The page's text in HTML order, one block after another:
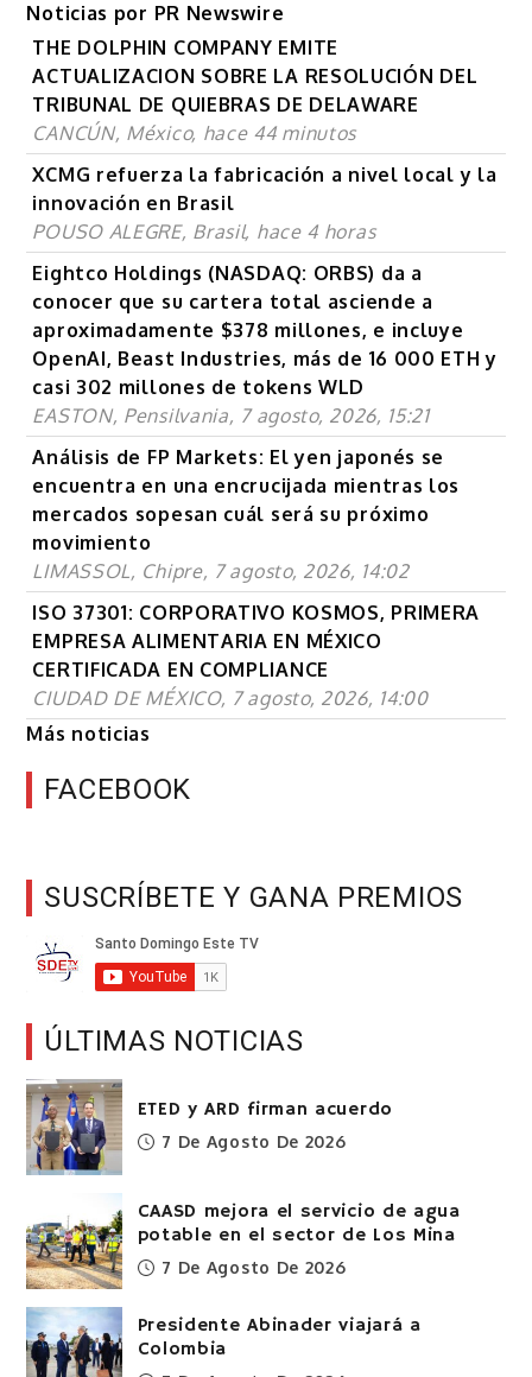
Noticias por PR Newswire
THE DOLPHIN COMPANY EMITE
ACTUALIZACION SOBRE LA RESOLUCIÓN DEL
TRIBUNAL DE QUIEBRAS DE DELAWARE
CANCÚN, México, hace 44 minutos
XCMG refuerza la fabricación a nivel local y la
innovación en Brasil
POUSO ALEGRE, Brasil, hace 4 horas
Eightco Holdings (NASDAQ: ORBS) da a
conocer que su cartera total asciende a
aproximadamente $378 millones, e incluye
OpenAI, Beast Industries, más de 16 000 ETH y
casi 302 millones de tokens WLD
EASTON, Pensilvania, 7 agosto, 2026, 15:21
Análisis de FP Markets: El yen japonés se
encuentra en una encrucijada mientras los
mercados sopesan cuál será su próximo
movimiento
LIMASSOL, Chipre, 7 agosto, 2026, 14:02
ISO 37301: CORPORATIVO KOSMOS, PRIMERA
EMPRESA ALIMENTARIA EN MÉXICO
CERTIFICADA EN COMPLIANCE
CIUDAD DE MÉXICO, 7 agosto, 2026, 14:00
Más noticias
FACEBOOK
SUSCRÍBETE Y GANA PREMIOS
ÚLTIMAS NOTICIAS
ETED y ARD firman acuerdo
7 De Agosto De 2026
CAASD mejora el servicio de agua
potable en el sector de Los Mina
7 De Agosto De 2026
Presidente Abinader viajará a
Colombia